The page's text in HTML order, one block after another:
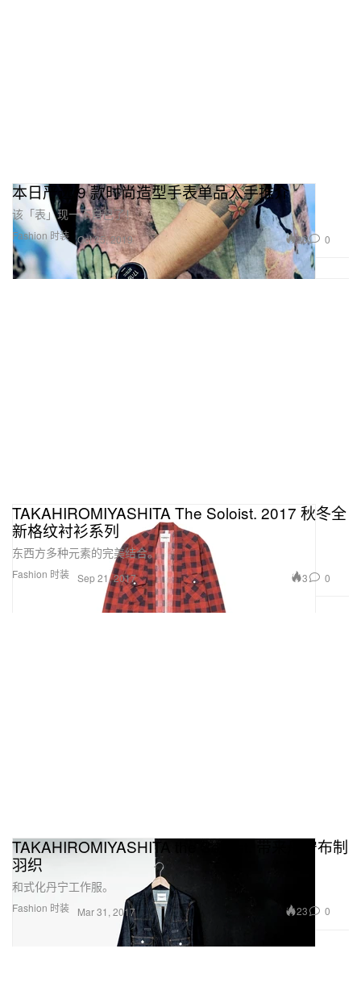
Fashion 时装
本日严选 9 款时尚造型手表单品入手推介
该「表」现一下自己了！
Oct 25, 2019 26 0
Fashion 时装
TAKAHIROMIYASHITA The Soloist. 2017 秋冬全
新格纹衬衫系列
东西方多种元素的完美结合。
Sep 21, 2017 3 0
Fashion 时装
TAKAHIROMIYASHITA the SoloIst. 带来丹宁布制
羽织
和式化丹宁工作服。
Mar 31, 2017 23 0